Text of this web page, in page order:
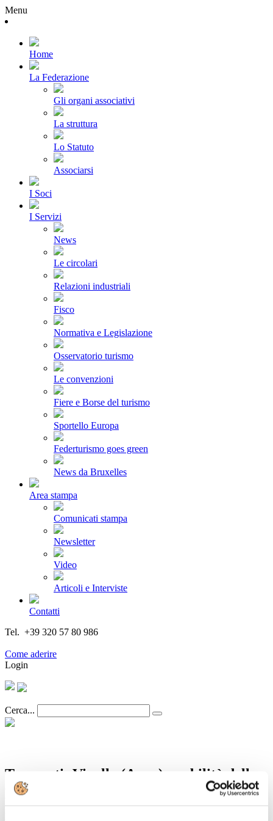
Menu
Home
La Federazione
Gli organi associativi
La struttura
Lo Statuto
Associarsi
I Soci
I Servizi
News
Le circolari
Relazioni industriali
Fisco
Normativa e Legislazione
Osservatorio turismo
Le convenzioni
Fiere e Borse del turismo
Sportello Europa
Federturismo goes green
News da Bruxelles
Area stampa
Comunicati stampa
Newsletter
Video
Articoli e Interviste
Contatti
Tel. +39 320 57 80 986
Come aderire
Login
Cerca...
Trasporti: Vinella (Anav), mobilità delle
persone al minimo.